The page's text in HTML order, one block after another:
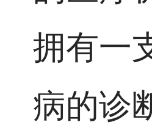
拥有一
病的诊